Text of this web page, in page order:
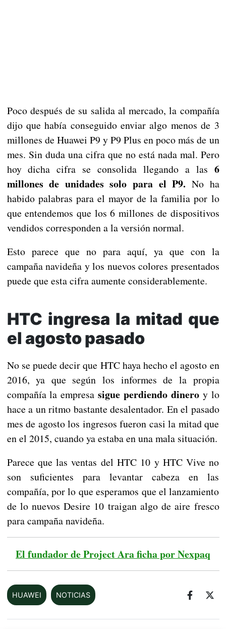
Poco después de su salida al mercado, la compañía
dijo que había conseguido enviar algo menos de 3
millones de Huawei P9 y P9 Plus en poco más de un
mes. Sin duda una cifra que no está nada mal. Pero
hoy dicha cifra se consolida llegando a las 6
millones de unidades solo para el P9. No ha
habido palabras para el mayor de la familia por lo
que entendemos que los 6 millones de dispositivos
vendidos corresponden a la versión normal.
Esto parece que no para aquí, ya que con la
campaña navideña y los nuevos colores presentados
puede que esta cifra aumente considerablemente.
HTC ingresa la mitad que
el agosto pasado
No se puede decir que HTC haya hecho el agosto en
2016, ya que según los informes de la propia
compañía la empresasigue perdiendo dineroy lo
hace a un ritmo bastante desalentador. En el pasado
mes de agosto los ingresos fueron casi la mitad que
en el 2015, cuando ya estaba en una mala situación.
Parece que las ventas del HTC 10 y HTC Vive no
son suficientes para levantar cabeza en las
compañía, por lo que esperamos que el lanzamiento
de lo nuevos Desire 10 traigan algo de aire fresco
para campaña navideña.
El fundador de Project Ara ficha por Nexpaq
HUAWEI NOTICIAS